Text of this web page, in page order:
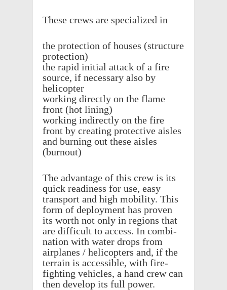
These crews are special­ized in
the protec­tion of houses (struc­ture
protection)
the rapid initial attack of a fire
source, if neces­sary also by
helicopter
work­ing directly on the flame
front (hot lining)
work­ing indi­rectly on the fire
front by creat­ing protec­tive aisles
and burn­ing out these aisles
(burnout)
The advan­tage of this crew is its
quick readi­ness for use, easy
trans­port and high mobil­ity. This
form of deploy­ment has proven
its worth not only in regions that
are diffi­cult to access. In combi­
na­tion with water drops from
airplanes / heli­copters and, if the
terrain is acces­si­ble, with fire-
fight­ing vehi­cles, a hand crew can
then develop its full power.